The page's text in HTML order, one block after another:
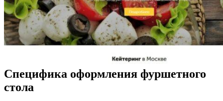
Специфика оформления фуршетного
стола